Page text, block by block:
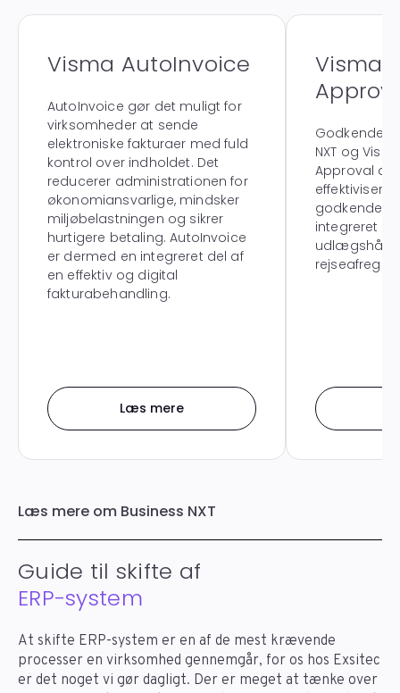
Visma AutoInvoice
AutoInvoice gør det muligt for
virksomheder at sende
elektroniske fakturaer med fuld
kontrol over indholdet. Det
reducerer administrationen for
økonomiansvarlige, mindsker
miljøbelastningen og sikrer
hurtigere betaling. AutoInvoice
er dermed en integreret del af
en effektiv og digital
fakturabehandling.
Læs mere
Visma
NXT og
Approval
effektiviserer
integreret
Læs mere om Business NXT
Guide til skifte af
ERP-system
At skifte ERP-system er en af ​​de mest krævende
processer en virksomhed gennemgår, for os hos Exsitec
er det noget vi gør dagligt. Der er meget at tænke over